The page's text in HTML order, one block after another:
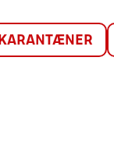
KARANTÆNER